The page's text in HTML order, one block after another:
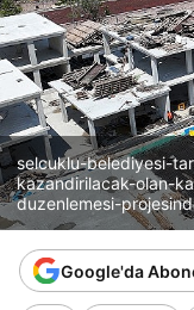
selcuklu-belediyesi-
kazandirilacak-olan-
duzenlemesi-
Google'da